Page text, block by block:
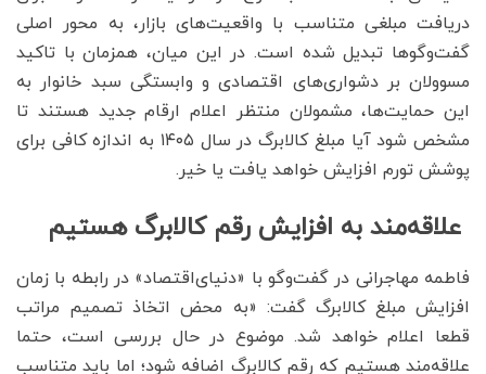
دریافت مبلغی متناسب با واقعیت‌های بازار، به محور اصلی
گفت‌وگوها تبدیل شده است. در این میان، همزمان با تاکید
مسوولان بر دشواری‌های اقتصادی و وابستگی سبد خانوار به
این حمایت‌ها، مشمولان منتظر اعلام ارقام جدید هستند تا
مشخص شود آیا مبلغ کالابرگ در سال ۱۴۰۵ به اندازه کافی برای
پوشش تورم افزایش خواهد یافت یا خیر.
علاقه‌مند به افزایش رقم کالابرگ هستیم
فاطمه مهاجرانی در گفت‌وگو با «دنیای‌اقتصاد» در رابطه با زمان
افزایش مبلغ کالابرگ گفت: «به محض اتخاذ تصمیم مراتب
قطعا اعلام خواهد شد. موضوع در حال بررسی است، حتما
علاقه‌مند هستیم که رقم کالابرگ اضافه شود؛ اما باید متناسب